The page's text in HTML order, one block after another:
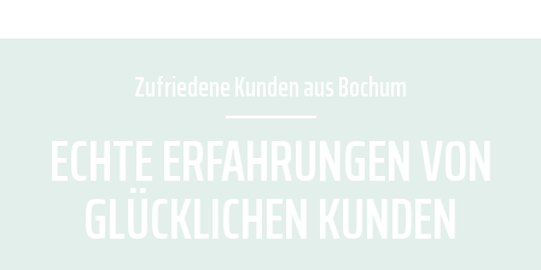
Zufriedene Kunden aus Bochum
ECHTE ERFAHRUNGEN VON
GLÜCKLICHEN KUNDEN